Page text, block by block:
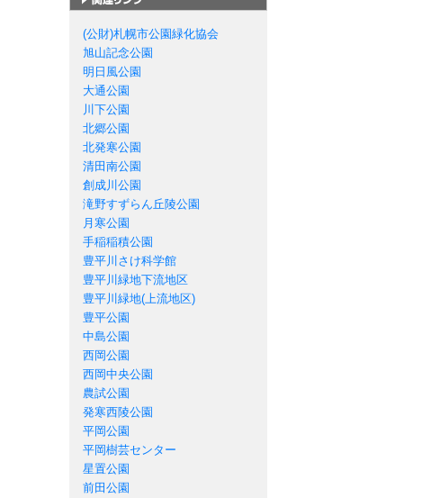
(公財)札幌市公園緑化協会
旭山記念公園
明日風公園
大通公園
川下公園
北郷公園
北発寒公園
清田南公園
創成川公園
滝野すずらん丘陵公園
月寒公園
手稲稲積公園
豊平川さけ科学館
豊平川緑地下流地区
豊平川緑地(上流地区)
豊平公園
中島公園
西岡公園
西岡中央公園
農試公園
発寒西陵公園
平岡公園
平岡樹芸センター
星置公園
前田公園